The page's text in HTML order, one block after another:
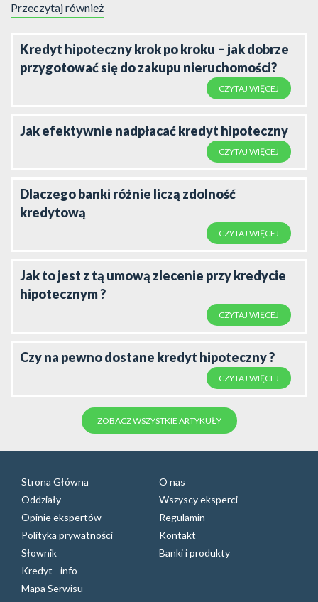
Przeczytaj również
Kredyt hipoteczny krok po kroku – jak dobrze
przygotować się do zakupu nieruchomości?
CZYTAJ WIĘCEJ
Jak efektywnie nadpłacać kredyt hipoteczny
CZYTAJ WIĘCEJ
Dlaczego banki różnie liczą zdolność
kredytową
CZYTAJ WIĘCEJ
Jak to jest z tą umową zlecenie przy kredycie
hipotecznym ?
CZYTAJ WIĘCEJ
Czy na pewno dostane kredyt hipoteczny ?
CZYTAJ WIĘCEJ
ZOBACZ WSZYSTKIE ARTYKUŁY
Strona Główna
O nas
Oddziały
Wszyscy eksperci
Opinie ekspertów
Regulamin
Polityka prywatności
Kontakt
Słownik
Banki i produkty
Kredyt - info
Mapa Serwisu